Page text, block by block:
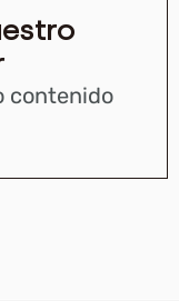
contenido